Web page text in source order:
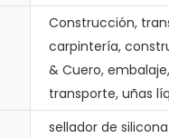
Construcción,
carpintería,
& Cuero, embalaje,
transporte, uñas
sellador de silicona